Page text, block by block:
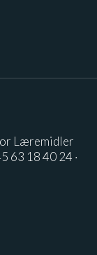
Læremidler
63 18 40 24 ·